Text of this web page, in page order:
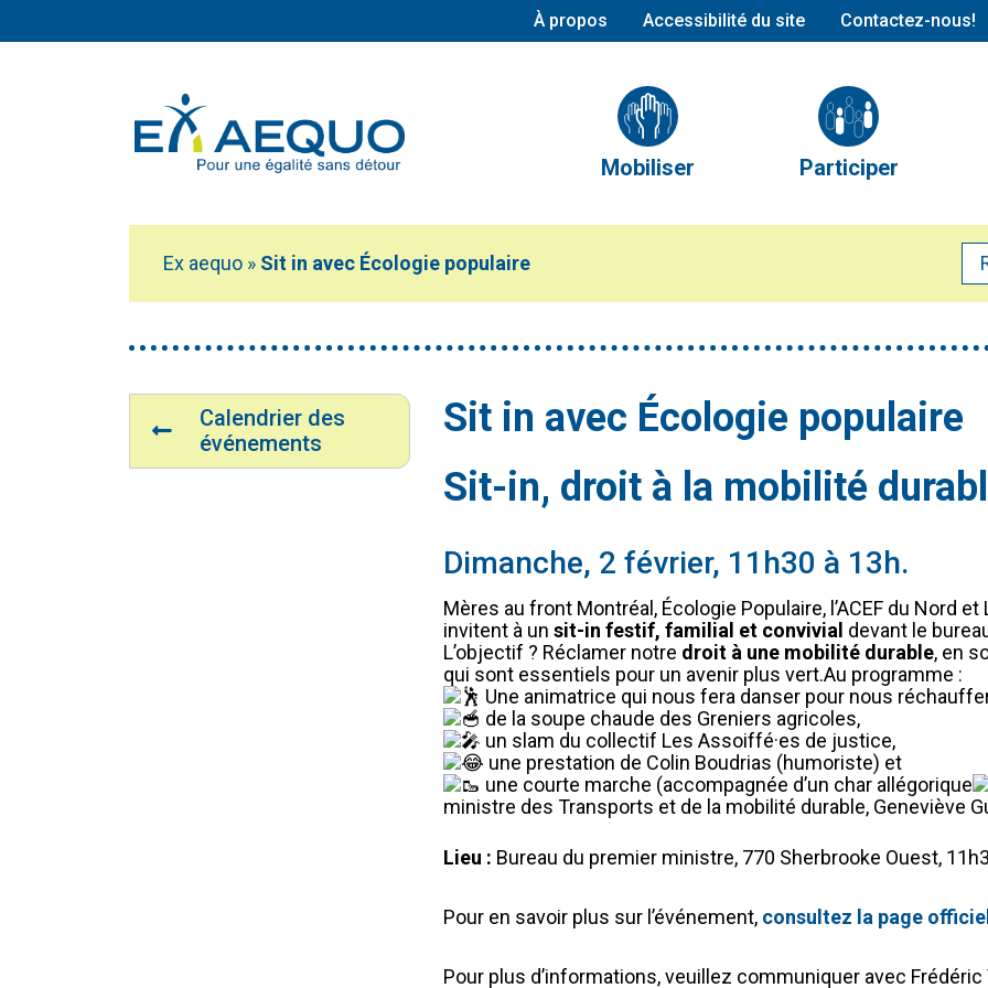
À propos
Partenaires et alliés
Accessibilité du site Contactez-nous!
Mobiliser Participer
Calendrier des
Devenir membre
Vous êtes ici :
Ex aequo » Sit in avec Écologie populaire
Navigation
Calendrier des
événements
Sit in avec Écologie populaire
Sit-in, droit à la mobilité
Dimanche, 2 février, 11h30 à 13h.
Mères au front Montréal, Écologie Populaire, l’ACEF du Nord
invitent à un sit-in festif, familial et convivial devant le
L’objectif ? Réclamer notre droit à une mobilité durable, en
qui sont essentiels pour un avenir plus vert.Au programme :
Une animatrice qui nous fera danser pour nous
de la soupe chaude des Greniers agricoles,
un slam du collectif Les Assoiffé·es de justice,
une prestation de Colin Boudrias (humoriste) et
une courte marche (accompagnée d’un char allégorique
ministre des Transports et de la mobilité durable, Geneviève
Lieu : Bureau du premier ministre, 770 Sherbrooke Ouest,
Pour en savoir plus sur l’événement, consultez la page
Pour plus d’informations, veuillez communiquer avec Frédéric